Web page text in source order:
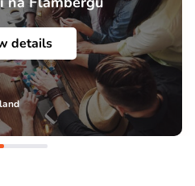
details